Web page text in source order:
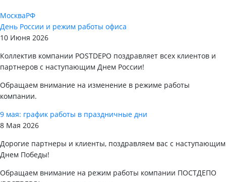
МоскваРФ
День России и режим работы офиса
10 Июня 2026
Коллектив компании POSTDEPO поздравляет всех клиентов и
партнеров с наступающим Днем России!
Обращаем внимание на изменение в режиме работы
компании.
9 мая: график работы в праздничные дни
8 Мая 2026
Дорогие партнеры и клиенты, поздравляем вас с наступающим
Днем Победы!
Обращаем внимание на режим работы компании ПОСТДЕПО